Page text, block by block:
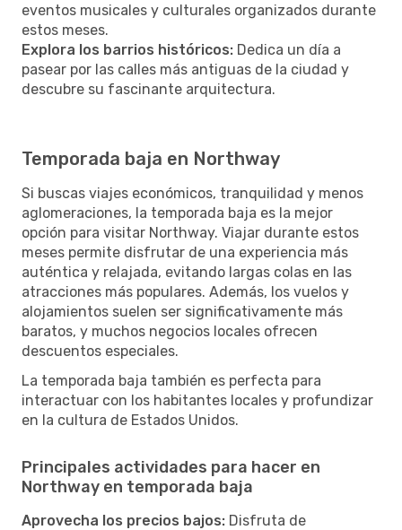
eventos musicales y culturales organizados durante
estos meses.
Explora los barrios históricos: Dedica un día a
pasear por las calles más antiguas de la ciudad y
descubre su fascinante arquitectura.
Temporada baja en Northway
Si buscas viajes económicos, tranquilidad y menos
aglomeraciones, la temporada baja es la mejor
opción para visitar Northway. Viajar durante estos
meses permite disfrutar de una experiencia más
auténtica y relajada, evitando largas colas en las
atracciones más populares. Además, los vuelos y
alojamientos suelen ser significativamente más
baratos, y muchos negocios locales ofrecen
descuentos especiales.
La temporada baja también es perfecta para
interactuar con los habitantes locales y profundizar
en la cultura de Estados Unidos.
Principales actividades para hacer en
Northway en temporada baja
Aprovecha los precios bajos: Disfruta de